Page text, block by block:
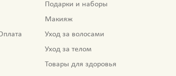
Подарки и наборы
Макияж
Уход за волосами
Уход за телом
Товары для здоровья